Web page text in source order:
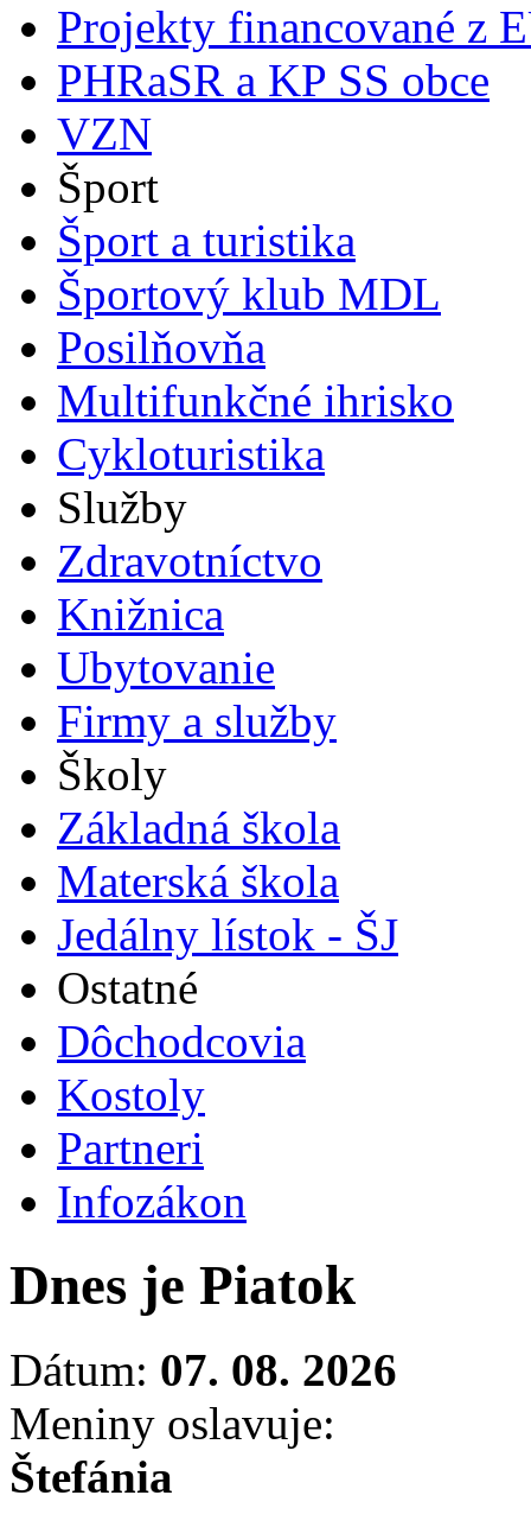
Projekty financované z
PHRaSR a KP SS obce
VZN
Šport
Šport a turistika
Športový klub MDL
Posilňovňa
Multifunkčné ihrisko
Cykloturistika
Služby
Zdravotníctvo
Knižnica
Ubytovanie
Firmy a služby
Školy
Základná škola
Materská škola
Jedálny lístok - ŠJ
Ostatné
Dôchodcovia
Kostoly
Partneri
Infozákon
Dnes je Piatok
Dátum: 07. 08. 2026
Meniny oslavuje:
Štefánia